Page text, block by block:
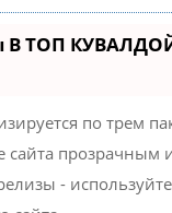
В ТОП
по трем
сайта прозрачным
-